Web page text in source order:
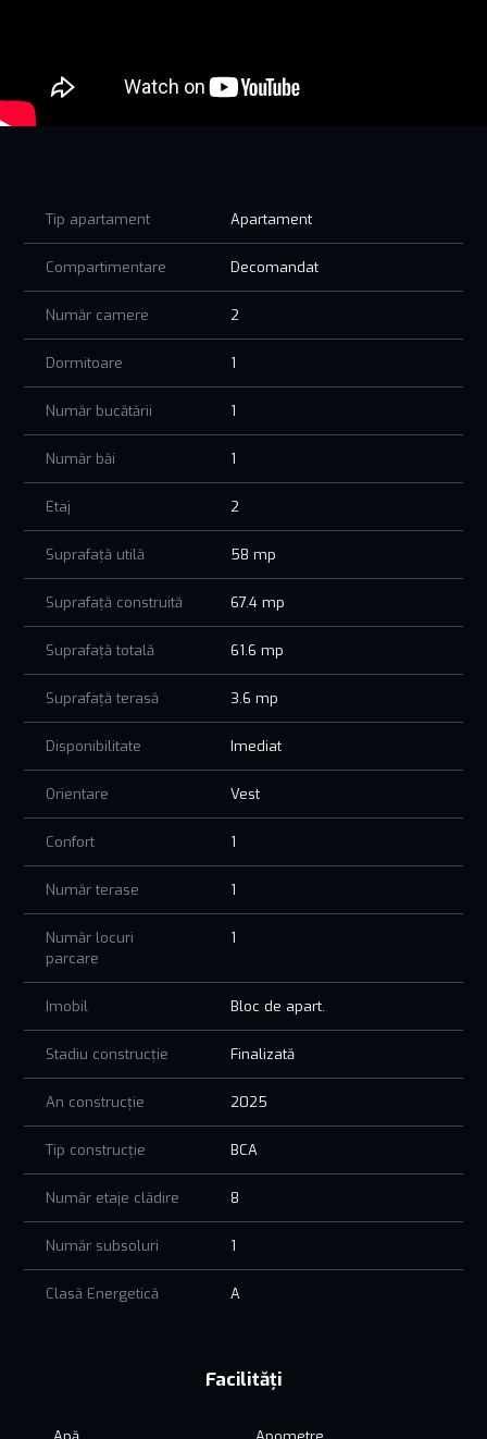
Tip apartament Apartament
Compartimentare Decomandat
Număr camere 2
Dormitoare 1
Număr bucătării 1
Număr băi 1
Etaj 2
Suprafață utilă 58 mp
Suprafață construită 67.4 mp
Suprafață totală 61.6 mp
Suprafață terasă 3.6 mp
Disponibilitate Imediat
Orientare Vest
Confort 1
Număr terase 1
Număr locuri
parcare
1
Imobil Bloc de apart.
Stadiu construcție Finalizată
An construcție 2025
Tip construcție BCA
Număr etaje clădire 8
Număr subsoluri 1
Clasă Energetică A
Facilități